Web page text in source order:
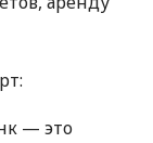
— это